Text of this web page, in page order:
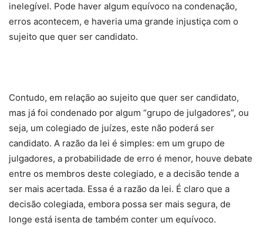
inelegível. Pode haver algum equívoco na condenação,
erros acontecem, e haveria uma grande injustiça com o
sujeito que quer ser candidato.
Contudo, em relação ao sujeito que quer ser candidato,
mas já foi condenado por algum “grupo de julgadores”, ou
seja, um colegiado de juízes, este não poderá ser
candidato. A razão da lei é simples: em um grupo de
julgadores, a probabilidade de erro é menor, houve debate
entre os membros deste colegiado, e a decisão tende a
ser mais acertada. Essa é a razão da lei. É claro que a
decisão colegiada, embora possa ser mais segura, de
longe está isenta de também conter um equívoco.